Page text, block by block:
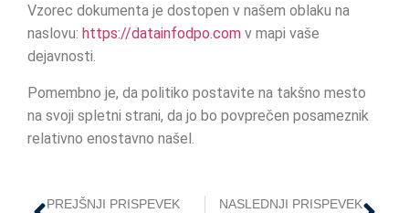
Vzorec dokumenta je dostopen v našem oblaku na
naslovu: https://datainfodpo.com v mapi vaše
dejavnosti.
Pomembno je, da politiko postavite na takšno mesto
na svoji spletni strani, da jo bo povprečen posameznik
relativno enostavno našel.
PREJŠNJI PRISPEVEK NASLEDNJI PRISPEVEK